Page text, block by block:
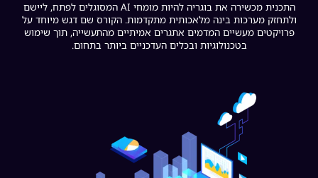
התכנית מכשירה את בוגריה להיות מומחי AI המסוגלים לפתח, ליישם
ולתחזק מערכות בינה מלאכותית מתקדמות. הקורס שם דגש מיוחד על
פרויקטים מעשיים המדמים אתגרים אמיתיים מהתעשייה, תוך שימוש
בטכנולוגיות ובכלים העדכניים ביותר בתחום.